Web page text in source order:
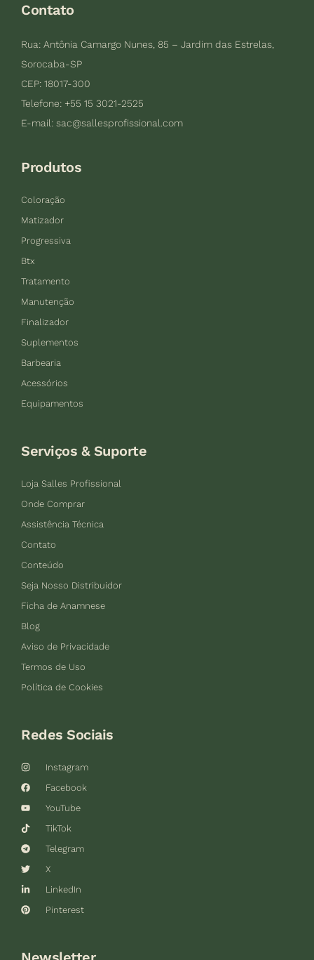
Contato
Rua: Antônia Camargo Nunes, 85 – Jardim das Estrelas,
Sorocaba-SP
CEP: 18017-300
Telefone: +55 15 3021-2525
E-mail: sac@sallesprofissional.com
Produtos
Coloração
Matizador
Progressiva
Btx
Tratamento
Manutenção
Finalizador
Suplementos
Barbearia
Acessórios
Equipamentos
Serviços & Suporte
Loja Salles Profissional
Onde Comprar
Assistência Técnica
Contato
Conteúdo
Seja Nosso Distribuidor
Ficha de Anamnese
Blog
Aviso de Privacidade
Termos de Uso
Política de Cookies
Redes Sociais
Instagram
Facebook
YouTube
TikTok
Telegram
X
LinkedIn
Pinterest